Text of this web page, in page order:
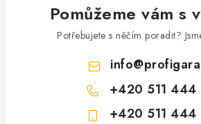
Pomůžeme vám s
Potřebujete s něčím poradit?
info@
+420 511
+420 511